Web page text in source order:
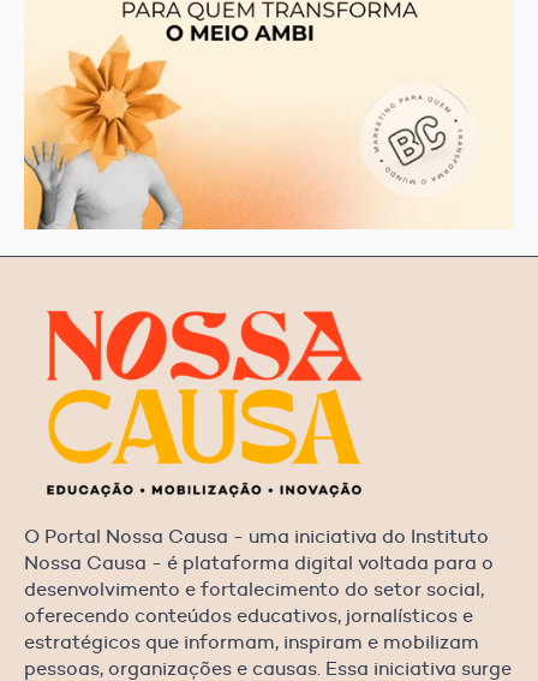
O Portal Nossa Causa - uma iniciativa do Instituto
Nossa Causa - é plataforma digital voltada para o
desenvolvimento e fortalecimento do setor social,
oferecendo conteúdos educativos, jornalísticos e
estratégicos que informam, inspiram e mobilizam
pessoas, organizações e causas. Essa iniciativa surge